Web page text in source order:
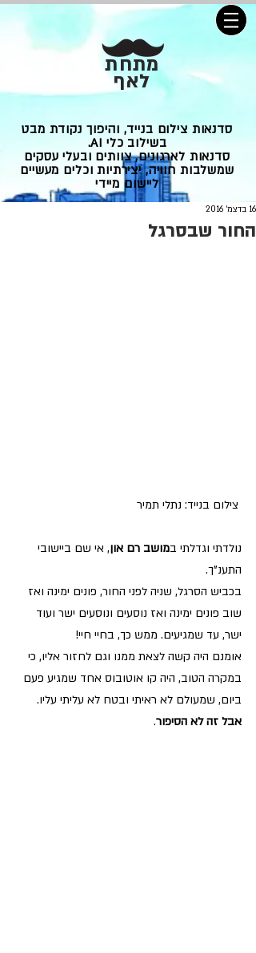
מתחת
לאף
סדנאות צילום בנייד, והיפוך נקודת מבט
בשילוב כלי AI.
סדנאות לארגונים, צוותים ובעלי עסקים
שמשלבות חוויה, יצירתיות וכלים מעשיים
ליישום מיידי
החור שבסרגל
16 בדצמ׳ 2016
נולדתי וגדלתי במושב רם און, אי שם ביישובי
התענ"ך.
בכביש הסרגל, שניה לפני החור, פונים ימינה ואז
שוב פונים ימינה ואז נוסעים ונוסעים ישר ועוד
ישר, עד שמגיעים. ממש כך, בחיי חיי!
אומנם היה קשה לצאת ממנו וגם לחזור אליו, כי
במקרה הטוב, היה קו אוטובוס אחד שמגיע פעם
ביום, שמעולם לא ראיתי ובטח לא עליתי עליו.
אבל זה לא הסיפור.